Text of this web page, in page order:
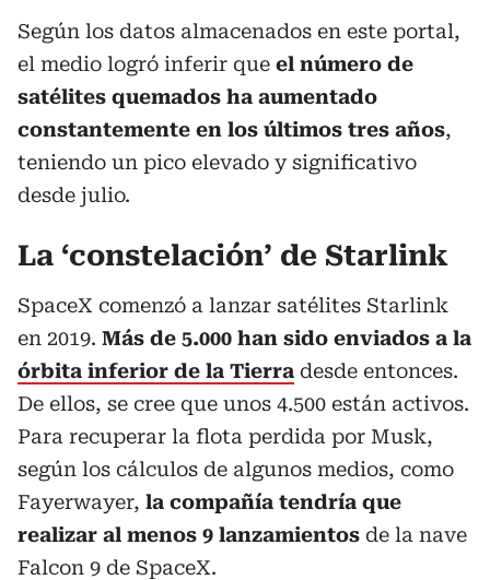
Según los datos almacenados en este portal,
el medio logró inferir que el número de
satélites quemados ha aumentado
constantemente en los últimos tres años,
teniendo un pico elevado y significativo
desde julio.
La ‘constelación’ de Starlink
SpaceX comenzó a lanzar satélites Starlink
en 2019. Más de 5.000 han sido enviados a la
órbita inferior de la Tierra desde entonces.
De ellos, se cree que unos 4.500 están activos.
Para recuperar la flota perdida por Musk,
según los cálculos de algunos medios, como
Fayerwayer, la compañía tendría que
realizar al menos 9 lanzamientos de la nave
Falcon 9 de SpaceX.